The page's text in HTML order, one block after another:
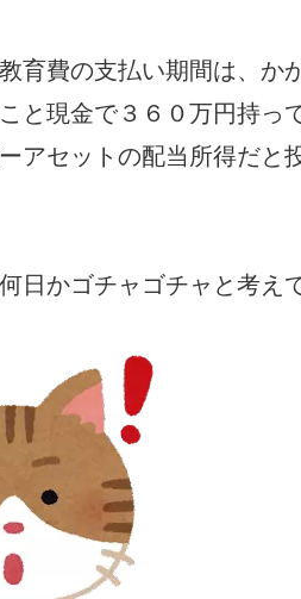
育費の支払い期間は、
と現金で３６０万円持っ
アセットの配当所得だ
日かゴチャゴチャと考え